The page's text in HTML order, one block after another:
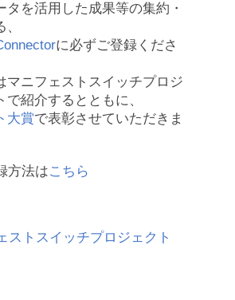
タを活用した成果等の集約・
に必ずご登録くださ
マニフェストスイッチプロジ
で紹介するとともに、
大賞で表彰させていただきま
方法はこちら